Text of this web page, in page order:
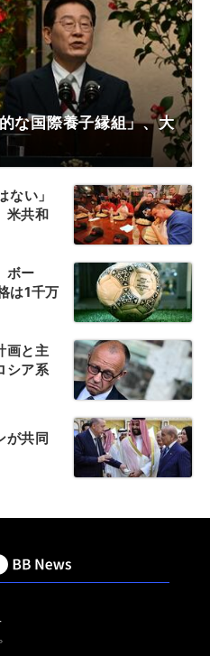
な国際養子縁組」、大
ない」
米共和
ボー
は1千万
画と主
シア系
が共同